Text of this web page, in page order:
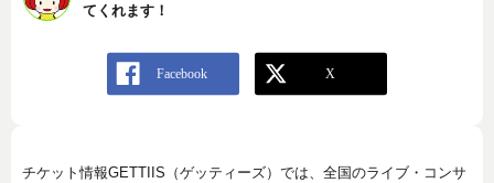
てくれます！
チケット情報GETTIIS（ゲッティーズ）では、全国のライブ・コンサ